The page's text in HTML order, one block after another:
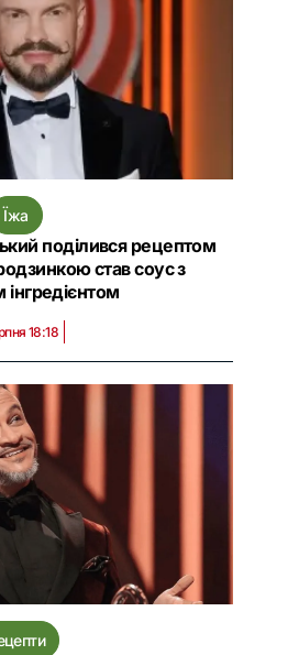
Їжа
поділився рецептом
став соус з
18:18